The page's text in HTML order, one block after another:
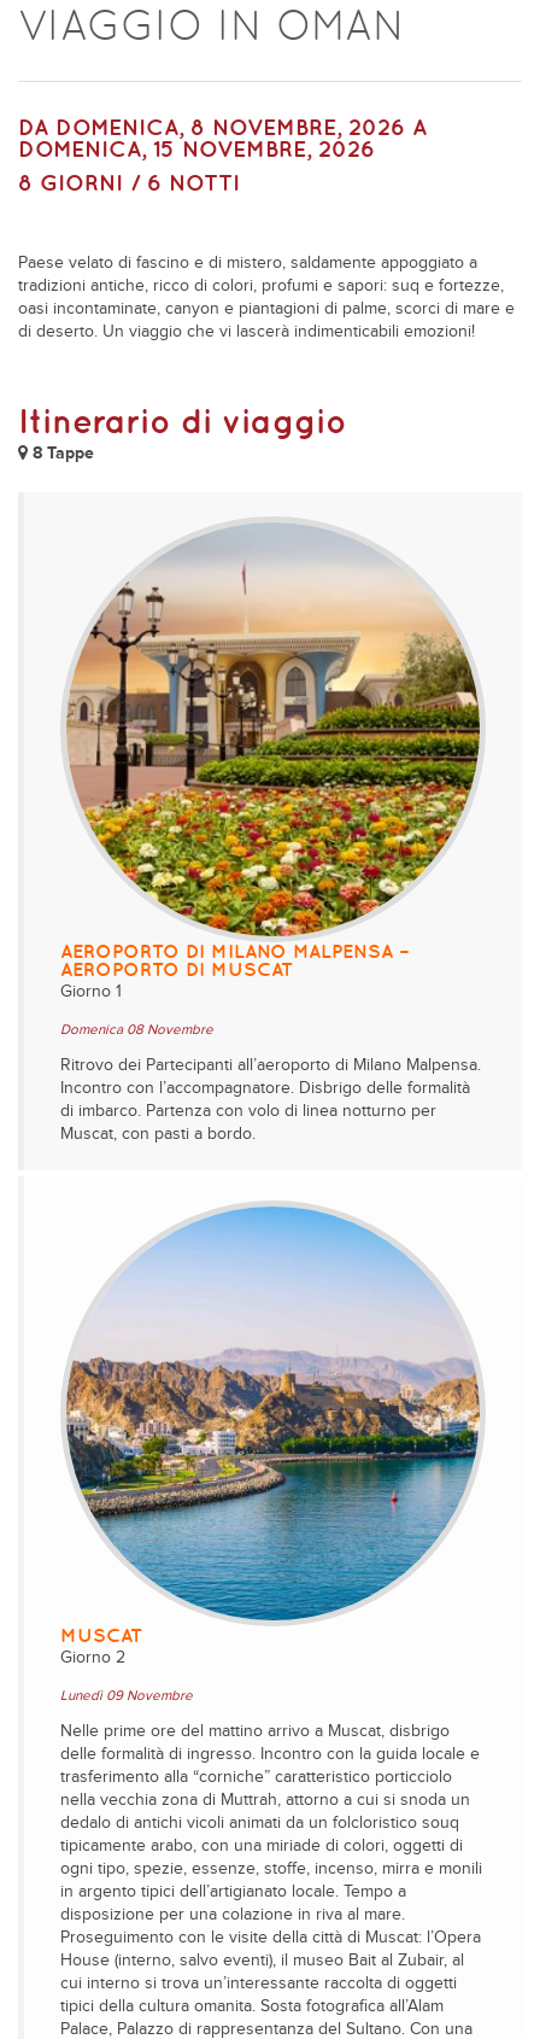
VIAGGIO IN OMAN
DA DOMENICA, 8 NOVEMBRE, 2026 A
DOMENICA, 15 NOVEMBRE, 2026
8 GIORNI / 6 NOTTI
Paese velato di fascino e di mistero, saldamente appoggiato a
tradizioni antiche, ricco di colori, profumi e sapori: suq e fortezze,
oasi incontaminate, canyon e piantagioni di palme, scorci di mare e
di deserto. Un viaggio che vi lascerà indimenticabili emozioni!
Itinerario di viaggio
8 Tappe
AEROPORTO DI MILANO MALPENSA –
AEROPORTO DI MUSCAT
Giorno 1
Domenica 08 Novembre
Ritrovo dei Partecipanti all’aeroporto di Milano Malpensa.
Incontro con l’accompagnatore. Disbrigo delle formalità
di imbarco. Partenza con volo di linea notturno per
Muscat, con pasti a bordo.
MUSCAT
Giorno 2
Lunedì 09 Novembre
Nelle prime ore del mattino arrivo a Muscat, disbrigo
delle formalità di ingresso. Incontro con la guida locale e
trasferimento alla “corniche” caratteristico porticciolo
nella vecchia zona di Muttrah, attorno a cui si snoda un
dedalo di antichi vicoli animati da un folcloristico souq
tipicamente arabo, con una miriade di colori, oggetti di
ogni tipo, spezie, essenze, stoffe, incenso, mirra e monili
in argento tipici dell’artigianato locale. Tempo a
disposizione per una colazione in riva al mare.
Proseguimento con le visite della città di Muscat: l’Opera
House (interno, salvo eventi), il museo Bait al Zubair, al
cui interno si trova un’interessante raccolta di oggetti
tipici della cultura omanita. Sosta fotografica all’Alam
Palace, Palazzo di rappresentanza del Sultano. Con una